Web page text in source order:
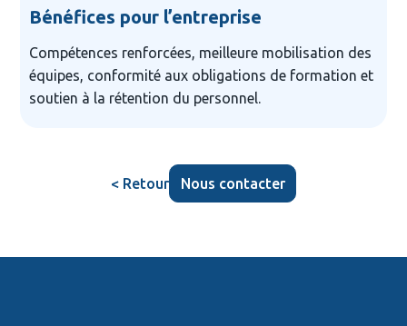
Bénéfices pour l’entreprise
Compétences renforcées, meilleure mobilisation des
équipes, conformité aux obligations de formation et
soutien à la rétention du personnel.
< Retour Nous contacter